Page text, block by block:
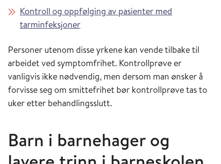
Kontroll og oppfølging av pasienter med
tarminfeksjoner
Personer utenom disse yrkene kan vende tilbake til
arbeidet ved symptomfrihet. Kontrollprøve er
vanligvis ikke nødvendig, men dersom man ønsker å
forvisse seg om smittefrihet bør kontrollprøve tas to
uker etter behandlingsslutt.
Barn i barnehager og